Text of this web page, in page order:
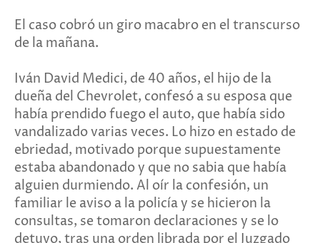
El caso cobró un giro macabro en el transcurso
de la mañana.
Iván David Medici, de 40 años, el hijo de la
dueña del Chevrolet, confesó a su esposa que
había prendido fuego el auto, que había sido
vandalizado varias veces. Lo hizo en estado de
ebriedad, motivado porque supuestamente
estaba abandonado y que no sabia que había
alguien durmiendo. Al oír la confesión, un
familiar le aviso a la policía y se hicieron la
consultas, se tomaron declaraciones y se lo
detuvo, tras una orden librada por el Juzgado